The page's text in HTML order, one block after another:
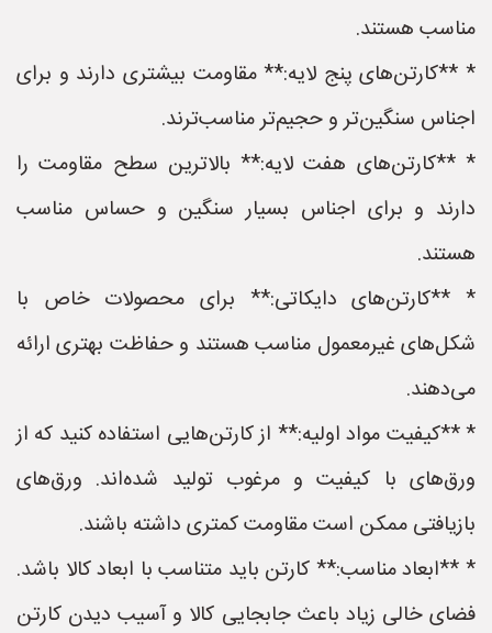
مناسب هستند.
* **کارتن‌های پنج لایه:** مقاومت بیشتری دارند و برای
اجناس سنگین‌تر و حجیم‌تر مناسب‌ترند.
* **کارتن‌های هفت لایه:** بالاترین سطح مقاومت را
دارند و برای اجناس بسیار سنگین و حساس مناسب
هستند.
* **کارتن‌های دایکاتی:** برای محصولات خاص با
شکل‌های غیرمعمول مناسب هستند و حفاظت بهتری ارائه
می‌دهند.
* **کیفیت مواد اولیه:** از کارتن‌هایی استفاده کنید که از
ورق‌های با کیفیت و مرغوب تولید شده‌اند. ورق‌های
بازیافتی ممکن است مقاومت کمتری داشته باشند.
* **ابعاد مناسب:** کارتن باید متناسب با ابعاد کالا باشد.
فضای خالی زیاد باعث جابجایی کالا و آسیب دیدن کارتن